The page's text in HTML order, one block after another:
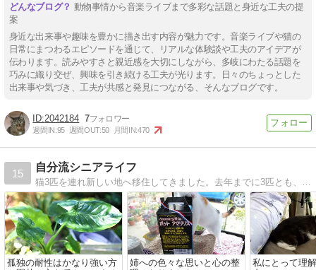
動物事情から音楽ライブまで多彩な話題と身近な工夫の提
案
身近な出来事や趣味を豊かに描き出す内容が魅力です。音楽ライブや猫の
日常にまつわるエピソードを通じて、リアルな体験談や工夫のアイデアが
伝わります。読みやすさと親近感を大切にしながら、多岐にわたる話題を
巧みに織り交ぜ、興味を引き続ける工夫が光ります。日々のちょっとした
出来事や気づき、工夫が共感と発見につながる、そんなブログです。
2042184 7
週間IN:95 週間OUT:50 月間IN:470
15
自分流シニアライフ
孤独の耐性はかなり強い方
姉への色々な思いと心の整
私にとって理